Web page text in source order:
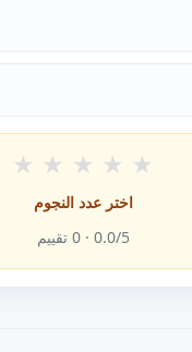
★ ★ ★ ★ ★
اختر عدد النجوم
0.0/5 ·
0 تقييم